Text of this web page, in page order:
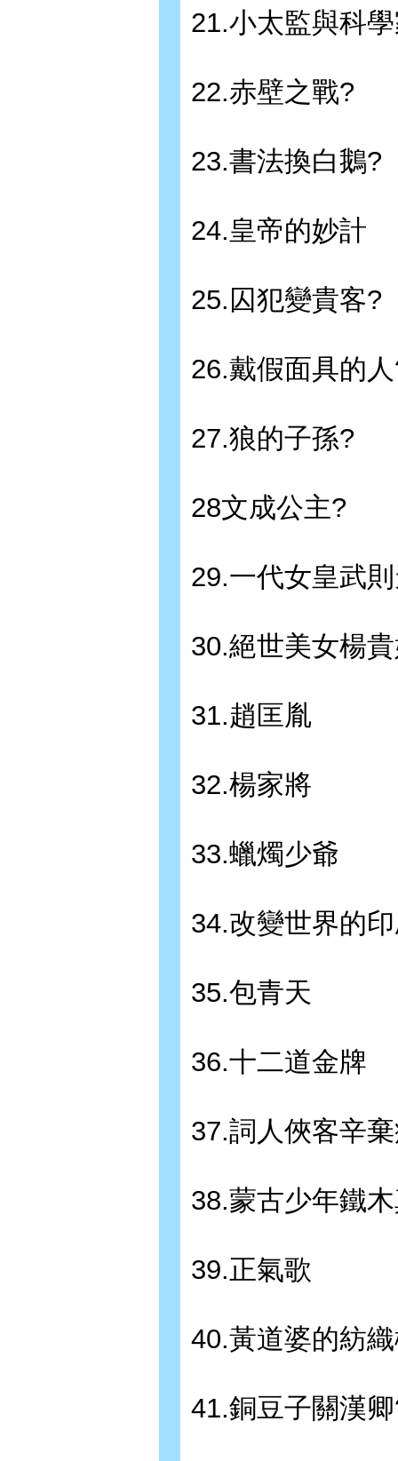
21.小太監與科
22.赤壁之戰?
23.書法換白鵝?
24.皇帝的妙計
25.囚犯變貴客?
26.戴假面具的
27.狼的子孫?
28文成公主?
29.一代女皇武
30.絕世美女楊
31.趙匡胤
32.楊家將
33.蠟燭少爺
34.改變世界的
35.包青天
36.十二道金牌
37.詞人俠客辛
38.蒙古少年鐵
39.正氣歌
40.黃道婆的紡
41.銅豆子關漢